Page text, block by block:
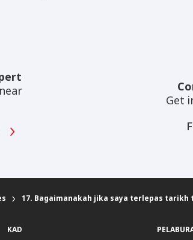
Get
17. Bagaimanakah jika saya terlepas tarikh
KAD